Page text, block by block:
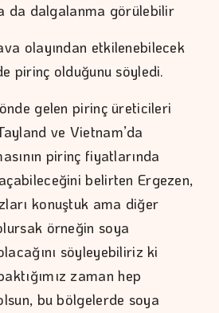
da dalgalanma görülebilir
olayından etkilenebilecek
pirinç olduğunu söyledi.
gelen pirinç üreticileri
ve Vietnam’da
pirinç fiyatlarında
belirten Ergezen,
konuştuk ama diğer
örneğin soya
söyleyebiliriz ki
zaman hep
bu bölgelerde soya